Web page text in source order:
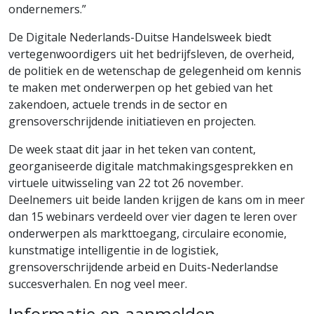
ondernemers.”
De Digitale Nederlands-Duitse Handelsweek biedt
vertegenwoordigers uit het bedrijfsleven, de overheid,
de politiek en de wetenschap de gelegenheid om kennis
te maken met onderwerpen op het gebied van het
zakendoen, actuele trends in de sector en
grensoverschrijdende initiatieven en projecten.
De week staat dit jaar in het teken van content,
georganiseerde digitale matchmakingsgesprekken en
virtuele uitwisseling van 22 tot 26 november.
Deelnemers uit beide landen krijgen de kans om in meer
dan 15 webinars verdeeld over vier dagen te leren over
onderwerpen als markttoegang, circulaire economie,
kunstmatige intelligentie in de logistiek,
grensoverschrijdende arbeid en Duits-Nederlandse
succesverhalen. En nog veel meer.